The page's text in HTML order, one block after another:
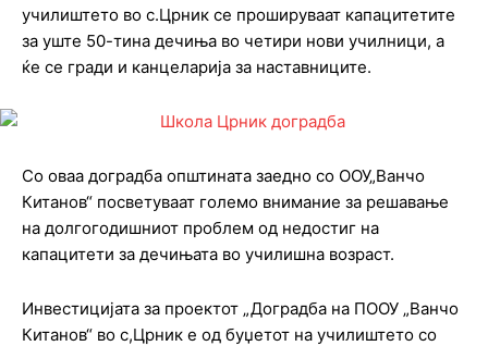
училиштето во с.Црник се прошируваат капацитетите
за уште 50-тина дечиња во четири нови училници, a
ќе се гради и канцеларија за наставниците.
Со оваа доградба општината заедно со ООУ„Ванчо
Китанов“ посветуваат големо внимание за решавање
на долгогодишниот проблем од недостиг на
капацитети за дечињата во училишна возраст.
Инвестицијата за проектот „Доградба на ПООУ „Ванчо
Китанов“ во с,Црник е од буџетот на училиштето со